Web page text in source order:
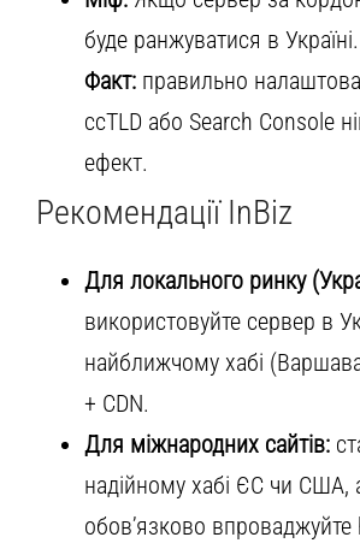
буде ранжуватися в Україні.
Факт: правильно
ccTLD або Search Console
ефект.
Рекомендації InBiz
Для локального ринку
використовуйте сервер в
найближчому хабі
+ CDN.
Для міжнародних сайтів:
надійному хабі ЄС чи США,
обов’язково впроваджуйте